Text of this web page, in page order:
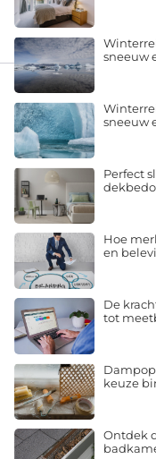
sneeuw
sneeuw
Perfect
Hoe
en
De
tot
keuze
Ontdek